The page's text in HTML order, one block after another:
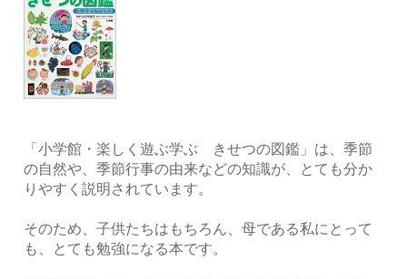
「小学館・楽しく遊ぶ学ぶ きせつの図鑑」は、季節
の自然や、季節行事の由来などの知識が、とても分か
りやすく説明されています。
そのため、子供たちはもちろん、母である私にとって
も、とても勉強になる本です。